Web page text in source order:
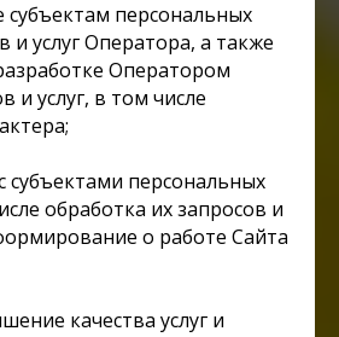
субъектам персональных
и услуг Оператора, а также
Оператором
и услуг, в том числе
субъектами персональных
обработка их запросов и
о работе Сайта
качества услуг и